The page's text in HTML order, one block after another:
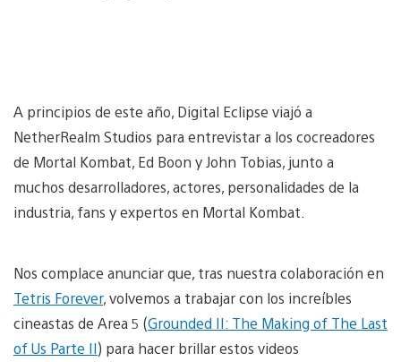
A principios de este año, Digital Eclipse viajó a
NetherRealm Studios para entrevistar a los cocreadores
de Mortal Kombat, Ed Boon y John Tobias, junto a
muchos desarrolladores, actores, personalidades de la
industria, fans y expertos en Mortal Kombat.
Nos complace anunciar que, tras nuestra colaboración en
Tetris Forever, volvemos a trabajar con los increíbles
cineastas de Area 5 (Grounded II: The Making of The Last
of Us Parte II) para hacer brillar estos videos